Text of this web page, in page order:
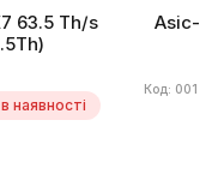
63.5 Th/s
наявності
Asic-
Код: 0017